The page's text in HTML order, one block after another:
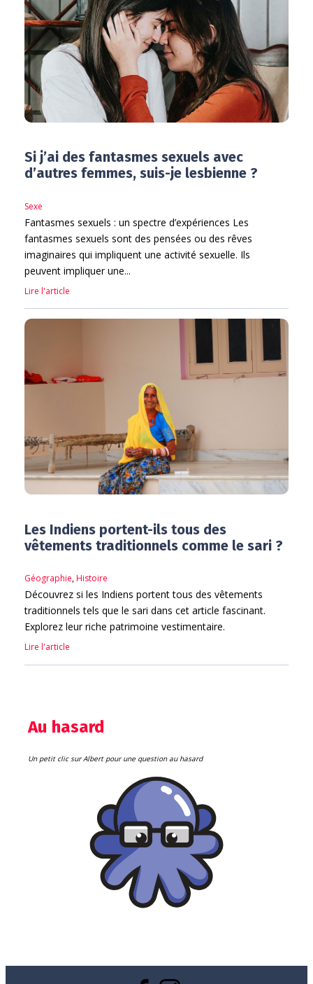
Si j’ai des fantasmes sexuels avec
d’autres femmes, suis-je lesbienne ?
Sexe
Fantasmes sexuels : un spectre d’expériences Les
fantasmes sexuels sont des pensées ou des rêves
imaginaires qui impliquent une activité sexuelle. Ils
peuvent impliquer une...
Lire l'article
Les Indiens portent-ils tous des
vêtements traditionnels comme le sari ?
Géographie,Histoire
Découvrez si les Indiens portent tous des vêtements
traditionnels tels que le sari dans cet article fascinant.
Explorez leur riche patrimoine vestimentaire.
Lire l'article
Au hasard
Un petit clic sur Albert pour une question au hasard